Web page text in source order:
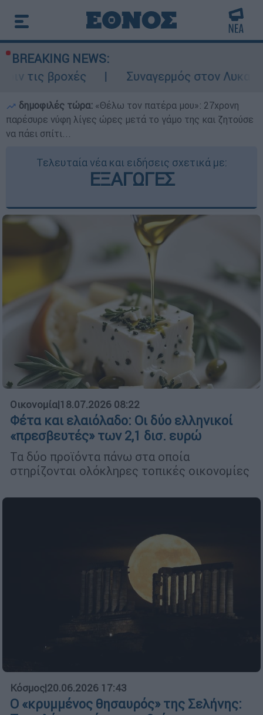
BREAKING NEWS:
Συναγερμός στον Λυκαβηττό: Σορός
δημοφιλές τώρα: «Θέλω τον πατέρα μου»: 27χρονη
παρέσυρε νύφη λίγες ώρες μετά το γάμο της και ζητούσε
να πάει σπίτι...
Τελευταία νέα και ειδήσεις σχετικά με:
ΕΞΑΓΩΓΕΣ
Οικονομία|18.07.2026 08:22
Φέτα και ελαιόλαδο: Οι δύο ελληνικοί
«πρεσβευτές» των 2,1 δισ. ευρώ
Τα δύο προϊόντα πάνω στα οποία
στηρίζονται ολόκληρες τοπικές οικονομίες
Κόσμος|20.06.2026 17:43
Ο «κρυμμένος θησαυρός» της Σελήνης: